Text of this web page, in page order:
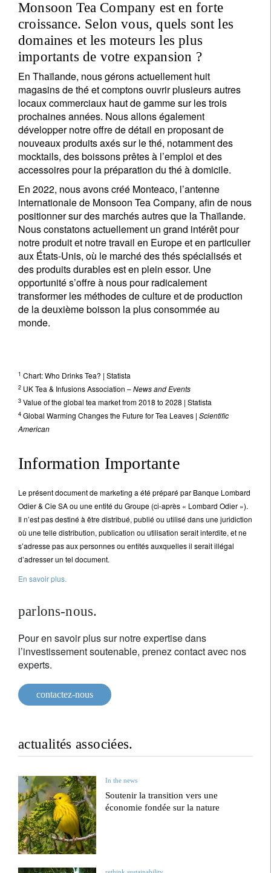
Monsoon Tea Company est en forte
croissance. Selon vous, quels sont les
domaines et les moteurs les plus
importants de votre expansion ?
En Thaïlande, nous gérons actuellement huit
magasins de thé et comptons ouvrir plusieurs autres
locaux commerciaux haut de gamme sur les trois
prochaines années. Nous allons également
développer notre offre de détail en proposant de
nouveaux produits axés sur le thé, notamment des
mocktails, des boissons prêtes à l’emploi et des
accessoires pour la préparation du thé à domicile.
En 2022, nous avons créé Monteaco, l’antenne
internationale de Monsoon Tea Company, afin de nous
positionner sur des marchés autres que la Thaïlande.
Nous constatons actuellement un grand intérêt pour
notre produit et notre travail en Europe et en particulier
aux États-Unis, où le marché des thés spécialisés et
des produits durables est en plein essor. Une
opportunité s’offre à nous pour radicalement
transformer les méthodes de culture et de production
de la deuxième boisson la plus consommée au
monde.
1 Chart: Who Drinks Tea? | Statista
2 UK Tea & Infusions Association –News and Events
3 Value of the global tea market from 2018 to 2028 | Statista
4 Global Warming Changes the Future for Tea Leaves | Scientific
American
Information Importante
Le présent document de marketing a été préparé par Banque Lombard
Odier & Cie SA ou une entité du Groupe (ci-après « Lombard Odier »).
Il n’est pas destiné à être distribué, publié ou utilisé dans une juridiction
où une telle distribution, publication ou utilisation serait interdite, et ne
s’adresse pas aux personnes ou entités auxquelles il serait illégal
d’adresser un tel document.
En savoir plus.
parlons-nous.
Pour en savoir plus sur notre expertise dans
l’investissement soutenable, prenez contact avec nos
experts.
contactez-nous
actualités associées.
In the news
Soutenir la transition vers une
économie fondée sur la nature